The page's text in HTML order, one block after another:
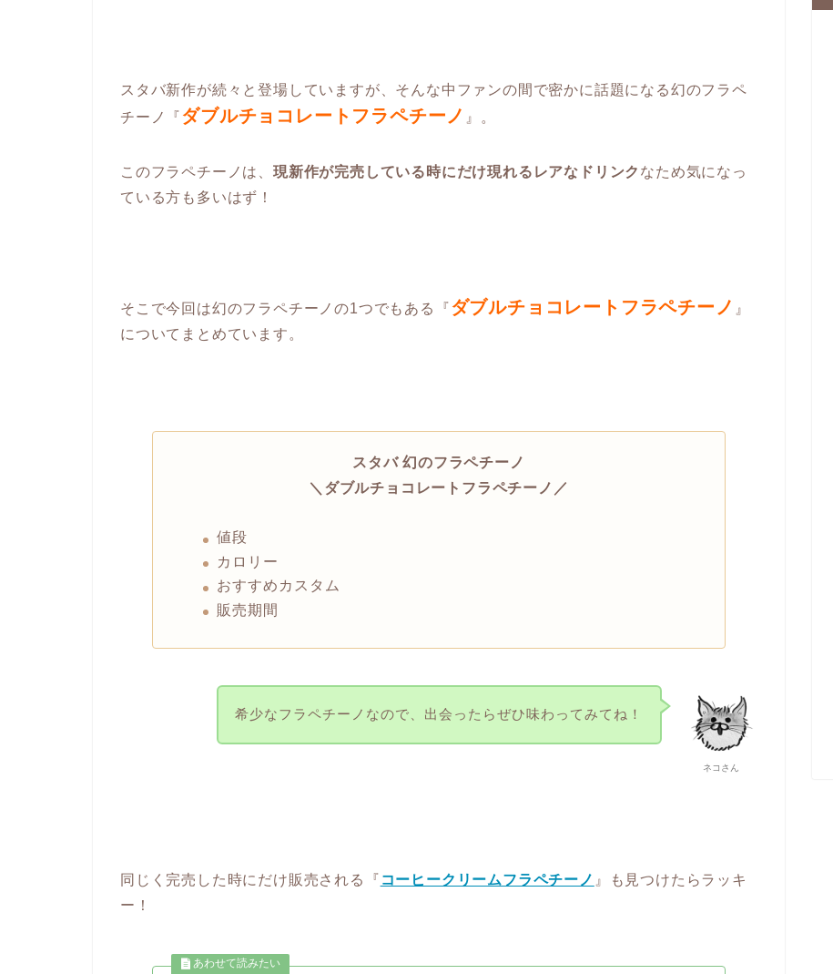
スタバ新作が続々と登場していますが、そんな中ファンの間で密かに話題になる幻のフラペ
チーノ『ダブルチョコレートフラペチーノ 』。
このフラペチーノは、 現新作が完売している時にだけ現れる レアなドリンク なため気になっ
ている方も多いはず！
そこで今回は幻のフラペチーノの1つでもある『ダブルチョコレートフラペチーノ 』
についてまとめています。
スタバ 幻のフラペチーノ
＼ダブルチョコレートフラペチーノ／
値段
カロリー
おすすめカスタム
販売期間
ネコさん
希少なフラペチーノなので、出会ったらぜひ味わってみてね！
同じく完売した時にだけ販売される『 コーヒークリームフラペチーノ 』も見つけたらラッキ
ー！